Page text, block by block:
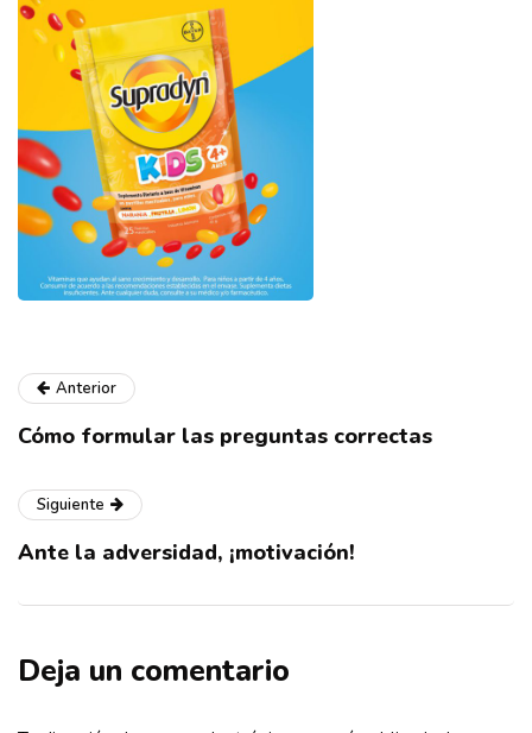
Anterior
Cómo formular las preguntas correctas
Siguiente
Ante la adversidad, ¡motivación!
Deja un comentario